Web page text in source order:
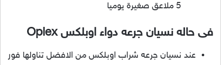
5 ملاعق صغيرة يوميا
فى حاله نسيان جرعه دواء اوبلكس Oplex
عند نسيان جرعه شراب اوبلكس من الافضل تناولها فور